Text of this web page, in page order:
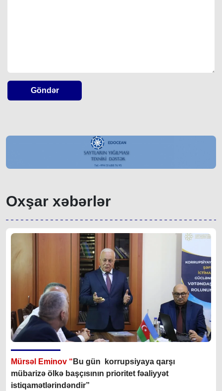
Göndər
Oxşar xəbərlər
Mürsəl Eminov “ Bu gün korrupsiyaya qarşı
mübarizə ölkə başçısının prioritet fəaliyyət
istiqamətlərindəndir”